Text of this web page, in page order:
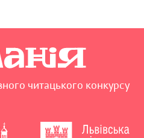
читацького конкурсу